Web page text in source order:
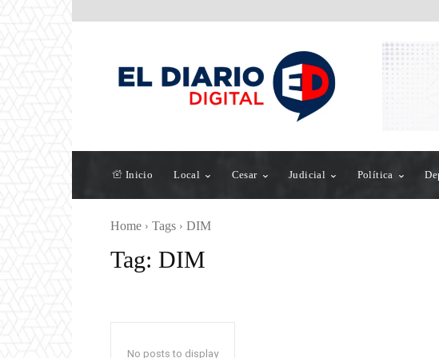
Inicio Local Cesar Judicial Política
Home Tags DIM
Tag: DIM
No posts to display